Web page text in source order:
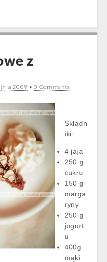
z
2009 •0 Comments
Składn
iki:
4 jaja
250 g
cukru
150 g
marga
ryny
250 g
jogurt
u
400g
mąki